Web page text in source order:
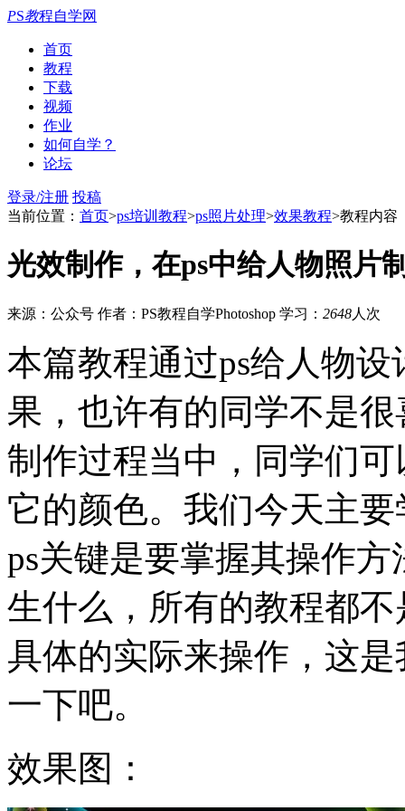
PS教程自学网
首页
教程
下载
视频
作业
如何自学？
论坛
登录/注册 投稿
当前位置： 首页>ps培训教程>ps照片处理>效果教程>教程内容
光效制作，在ps中给人物照片
来源：公众号 作者：PS教程自学Photoshop 学习： 2648人次
本篇教程通过ps给人物
果，也许有的同学不是
制作过程当中，同学们
它的颜色。我们今天主
ps关键是要掌握其操作
生什么，所有的教程都
具体的实际来操作，这
一下吧。
效果图：